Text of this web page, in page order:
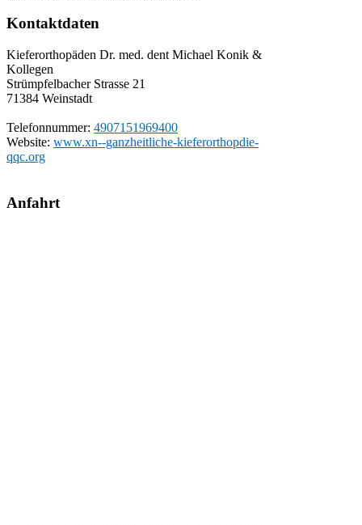
Kontaktdaten
Kieferorthopäden Dr. med. dent Michael Konik &
Kollegen
Strümpfelbacher Strasse 21
71384 Weinstadt
Telefonnummer: 4907151969400
Website: www.xn--ganzheitliche-kieferorthopdie-
qqc.org
Anfahrt